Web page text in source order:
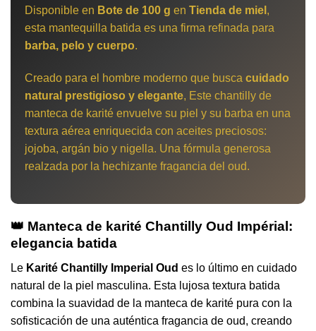
Disponible en Bote de 100 g en Tienda de miel ,
esta mantequilla batida es una firma refinada para
barba, pelo y cuerpo.
Creado para el hombre moderno que busca cuidado
natural prestigioso y elegante, Este chantilly de
manteca de karité envuelve su piel y su barba en una
textura aérea enriquecida con aceites preciosos:
jojoba, argán bio y nigella. Una fórmula generosa
realzada por la hechizante fragancia del oud.
👑 Manteca de karité Chantilly Oud Impérial:
elegancia batida
Le Karité Chantilly Imperial Oud es lo último en cuidado
natural de la piel masculina. Esta lujosa textura batida
combina la suavidad de la manteca de karité pura con la
sofisticación de una auténtica fragancia de oud, creando